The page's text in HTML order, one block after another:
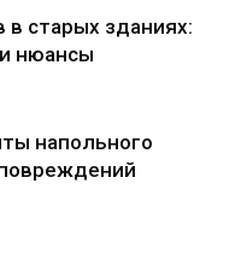
в старых зданиях:
нюансы
напольного